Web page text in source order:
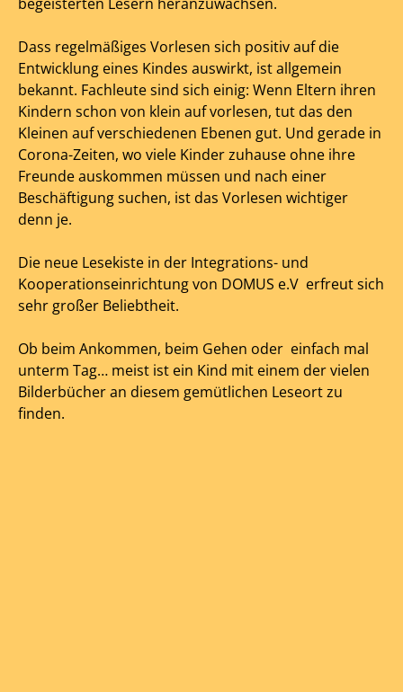
Dass regelmäßiges Vorlesen sich positiv auf die
Entwicklung eines Kindes auswirkt, ist allgemein
bekannt. Fachleute sind sich einig: Wenn Eltern ihren
Kindern schon von klein auf vorlesen, tut das den
Kleinen auf verschiedenen Ebenen gut. Und gerade in
Corona-Zeiten, wo viele Kinder zuhause ohne ihre
Freunde auskommen müssen und nach einer
Beschäftigung suchen, ist das Vorlesen wichtiger
denn je.
Die neue Lesekiste in der Integrations- und
Kooperationseinrichtung von DOMUS e.V erfreut sich
sehr großer Beliebtheit.
Ob beim Ankommen, beim Gehen oder einfach mal
unterm Tag… meist ist ein Kind mit einem der vielen
Bilderbücher an diesem gemütlichen Leseort zu
finden.